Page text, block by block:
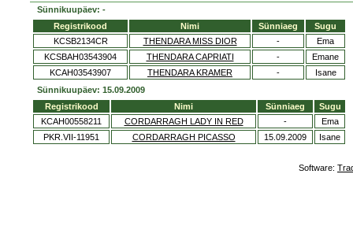
Sünnikuupäev: -
Registrikood
Nimi Sünniaeg
Sugu
KCSB2134CR
THENDARA MISS DIOR -
Ema
KCSBAH03543904
THENDARA CAPRIATI -
Emane
KCAH03543907
THENDARA KRAMER -
Isane
Sünnikuupäev: 15.09.2009
Registrikood
Nimi Sünniaeg
Sugu
KCAH00558211
CORDARRAGH LADY IN RED -
Ema
PKR.VII-11951
CORDARRAGH PICASSO 15.09.2009 Isane
Software: